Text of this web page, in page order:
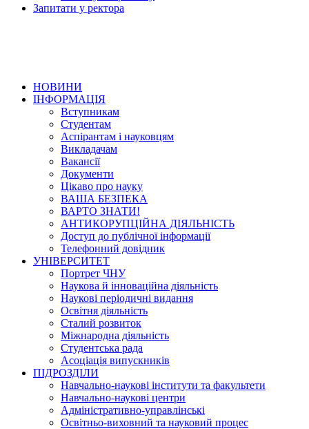
Запитати у ректора
НОВИНИ
ІНФОРМАЦІЯ
Вступникам
Студентам
Аспірантам і науковцям
Викладачам
Вакансії
Документи
Цікаво про науку
ВАША БЕЗПЕКА
ВАРТО ЗНАТИ!
АНТИКОРУПЦІЙНА ДІЯЛЬНІСТЬ
Доступ до публічної інформації
Телефонний довідник
УНІВЕРСИТЕТ
Портрет ЧНУ
Наукова й інноваційна діяльність
Наукові періодичні видання
Освітня діяльність
Сталий розвиток
Міжнародна діяльність
Студентська рада
Асоціація випускників
ПІДРОЗДІЛИ
Навчально-наукові інститути та факультети
Навчально-наукові центри
Адміністративно-управлінські
Освітньо-виховний та науковий процес